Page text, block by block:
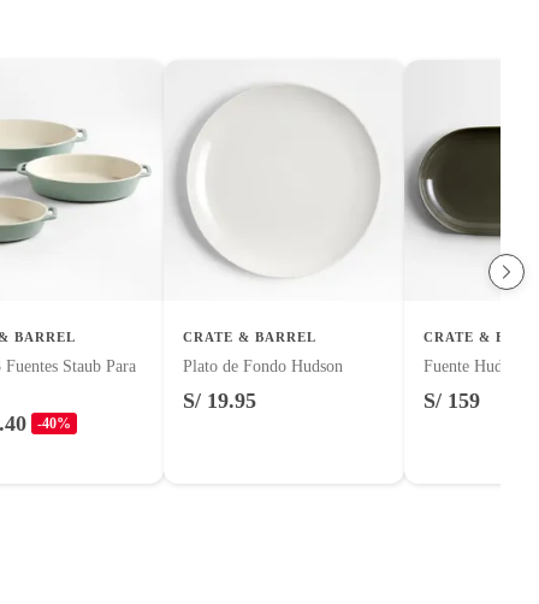
BARREL
Fuentes Staub Para
-40%
CRATE & BARREL
Plato de Fondo Hudson
S/ 19.95
CRATE &
Fuente Hudson
S/ 159